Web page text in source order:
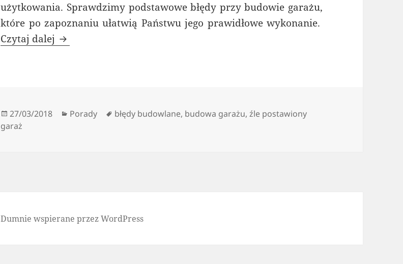
użytkowania. Sprawdzimy podstawowe błędy przy budowie garażu,
które po zapoznaniu ułatwią Państwu jego prawidłowe wykonanie.
Czytaj dalej Budowa garażu bez błędów.
Data
publikacji
27/03/2018 Kategorie
Porady Tagi
błędy budowlane, budowa garażu,źle postawiony
garaż
Dumnie wspierane przez WordPress